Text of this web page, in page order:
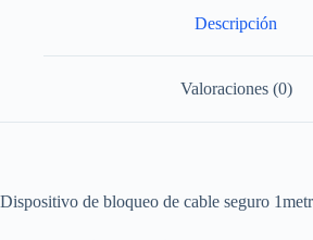
Descripción
Valoraciones (0)
Dispositivo de bloqueo de cable seguro